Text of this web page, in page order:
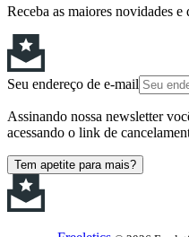
Receba as maiores novidades
Seu endereço de e-mail
Assinando nossa newsletter
acessando o link de
Tem apetite para mais?